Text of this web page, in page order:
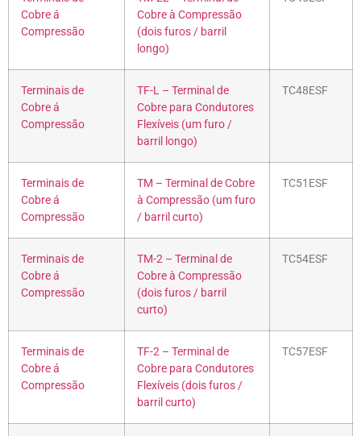
Cobre á
Compressão
Cobre à Compressão
(dois furos / barril
longo)
Terminais de
Cobre á
Compressão
TF-L – Terminal de
Cobre para Condutores
Flexíveis (um furo /
barril longo)
TC48ESF
Terminais de
Cobre á
Compressão
TM – Terminal de Cobre
à Compressão (um furo
/ barril curto)
TC51ESF
Terminais de
Cobre á
Compressão
TM-2 – Terminal de
Cobre à Compressão
(dois furos / barril
curto)
TC54ESF
Terminais de
Cobre á
Compressão
TF-2 – Terminal de
Cobre para Condutores
Flexíveis (dois furos /
barril curto)
TC57ESF